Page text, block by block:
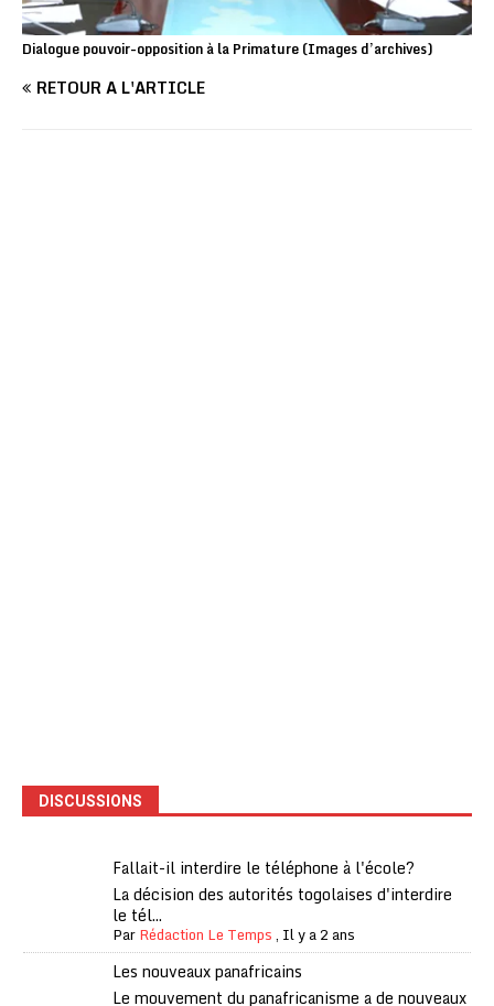
Dialogue pouvoir-opposition à la Primature (Images d’archives)
RETOUR À L'ARTICLE
DISCUSSIONS
Fallait-il interdire le téléphone à l'école?
La décision des autorités togolaises d'interdire
le tél...
ParRédaction Le Temps, Il y a 2 ans
Les nouveaux panafricains
Le mouvement du panafricanisme a de nouveaux